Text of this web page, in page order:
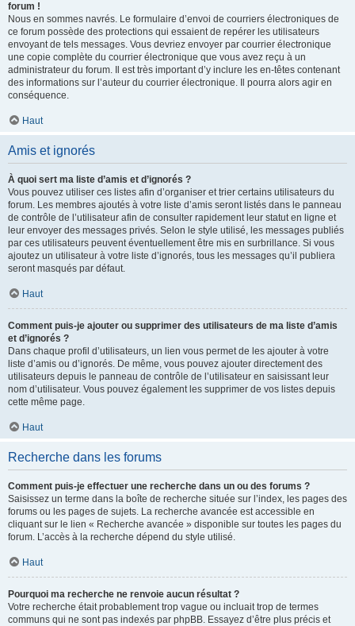
forum !
Nous en sommes navrés. Le formulaire d’envoi de courriers électroniques de
ce forum possède des protections qui essaient de repérer les utilisateurs
envoyant de tels messages. Vous devriez envoyer par courrier électronique
une copie complète du courrier électronique que vous avez reçu à un
administrateur du forum. Il est très important d’y inclure les en-têtes contenant
des informations sur l’auteur du courrier électronique. Il pourra alors agir en
conséquence.
Haut
Amis et ignorés
À quoi sert ma liste d’amis et d’ignorés ?
Vous pouvez utiliser ces listes afin d’organiser et trier certains utilisateurs du
forum. Les membres ajoutés à votre liste d’amis seront listés dans le panneau
de contrôle de l’utilisateur afin de consulter rapidement leur statut en ligne et
leur envoyer des messages privés. Selon le style utilisé, les messages publiés
par ces utilisateurs peuvent éventuellement être mis en surbrillance. Si vous
ajoutez un utilisateur à votre liste d’ignorés, tous les messages qu’il publiera
seront masqués par défaut.
Haut
Comment puis-je ajouter ou supprimer des utilisateurs de ma liste d’amis
et d’ignorés ?
Dans chaque profil d’utilisateurs, un lien vous permet de les ajouter à votre
liste d’amis ou d’ignorés. De même, vous pouvez ajouter directement des
utilisateurs depuis le panneau de contrôle de l’utilisateur en saisissant leur
nom d’utilisateur. Vous pouvez également les supprimer de vos listes depuis
cette même page.
Haut
Recherche dans les forums
Comment puis-je effectuer une recherche dans un ou des forums ?
Saisissez un terme dans la boîte de recherche située sur l’index, les pages des
forums ou les pages de sujets. La recherche avancée est accessible en
cliquant sur le lien « Recherche avancée » disponible sur toutes les pages du
forum. L’accès à la recherche dépend du style utilisé.
Haut
Pourquoi ma recherche ne renvoie aucun résultat ?
Votre recherche était probablement trop vague ou incluait trop de termes
communs qui ne sont pas indexés par phpBB. Essayez d’être plus précis et